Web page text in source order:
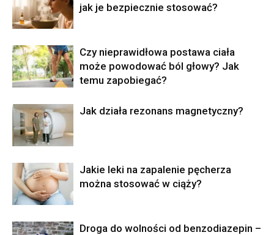
jak je bezpiecznie stosować?
Czy nieprawidłowa postawa ciała
może powodować ból głowy? Jak
temu zapobiegać?
Jak działa rezonans magnetyczny?
Jakie leki na zapalenie pęcherza
można stosować w ciąży?
Droga do wolności od benzodiazepin –